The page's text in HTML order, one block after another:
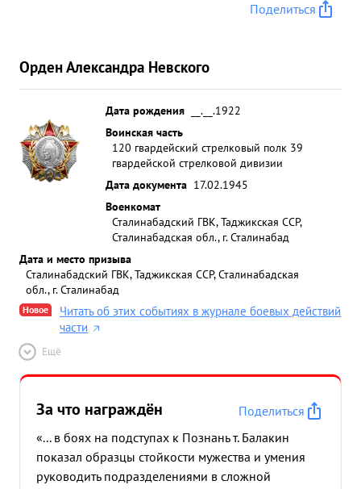
Поделиться
Орден Александра Невского
Дата рождения
__.__.1922
Воинская часть
120 гвардейский стрелковый полк 39
гвардейской стрелковой дивизии
Дата документа 17.02.1945
Военкомат
Сталинабадский ГВК, Таджикская ССР,
Сталинабадская обл., г. Сталинабад
Дата и место призыва
Сталинабадский ГВК, Таджикская ССР, Сталинабадская
обл., г. Сталинабад
Новое
Читать об этих событиях в журнале боевых действий
части
Ещё
За что награждён
Поделиться
«... в боях на подступах к Познань т. Балакин
показал образцы стойкости мужества и умения
руководить подразделениями в сложной